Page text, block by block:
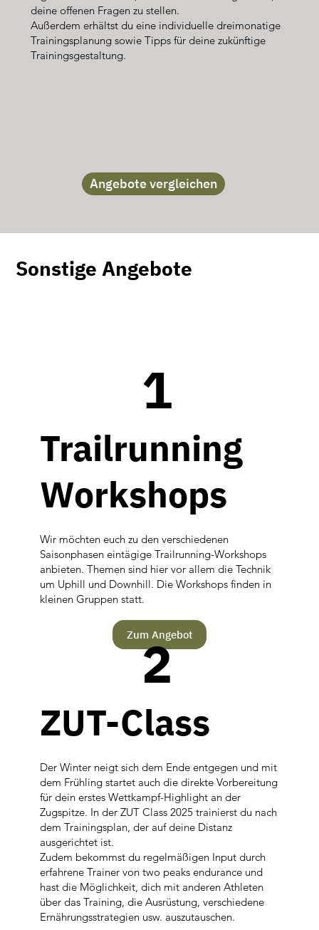
deine offenen Fragen zu stellen.
Außerdem erhältst du eine individuelle dreimonatige
Trainingsplanung sowie Tipps für deine zukünftige
Trainingsgestaltung.
Angebote vergleichen
1
Trailrunning
Workshops
Wir möchten euch zu den verschiedenen
Saisonphasen eintägige Trailrunning-Workshops
anbieten. Themen sind hier vor allem die Technik
um Uphill und Downhill. Die Workshops finden in
kleinen Gruppen statt.
Zum Angebot
2
ZUT-Class
Der Winter neigt sich dem Ende entgegen und mit
dem Frühling startet auch die direkte Vorbereitung
für dein erstes Wettkampf-Highlight an der
Zugspitze. In der ZUT Class 2025 trainierst du nach
dem Trainingsplan, der auf deine Distanz
ausgerichtet ist.
Zudem bekommst du regelmäßigen Input durch
erfahrene Trainer von two peaks endurance und
hast die Möglichkeit, dich mit anderen Athleten
über das Training, die Ausrüstung, verschiedene
Ernährungsstrategien usw. auszutauschen.
Sonstige Angebote